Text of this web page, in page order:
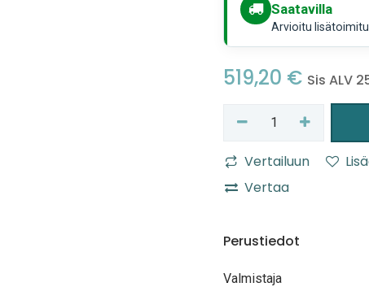
Saatavilla
Arvioitu
519,20 € Sis ALV
Vertailuun
Vertaa
Perustiedot
Valmistaja